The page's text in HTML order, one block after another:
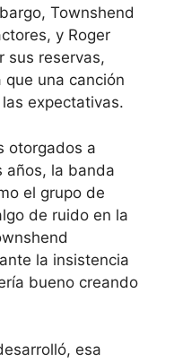
Townshend
y Roger
sus reservas,
una canción
las expectativas.
otorgados a
años, la banda
el grupo de
de ruido en la
la insistencia
bueno creando
esa